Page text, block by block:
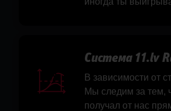
Система 11.lv
В зависимости от
Мы следим за тем,
получал от нас